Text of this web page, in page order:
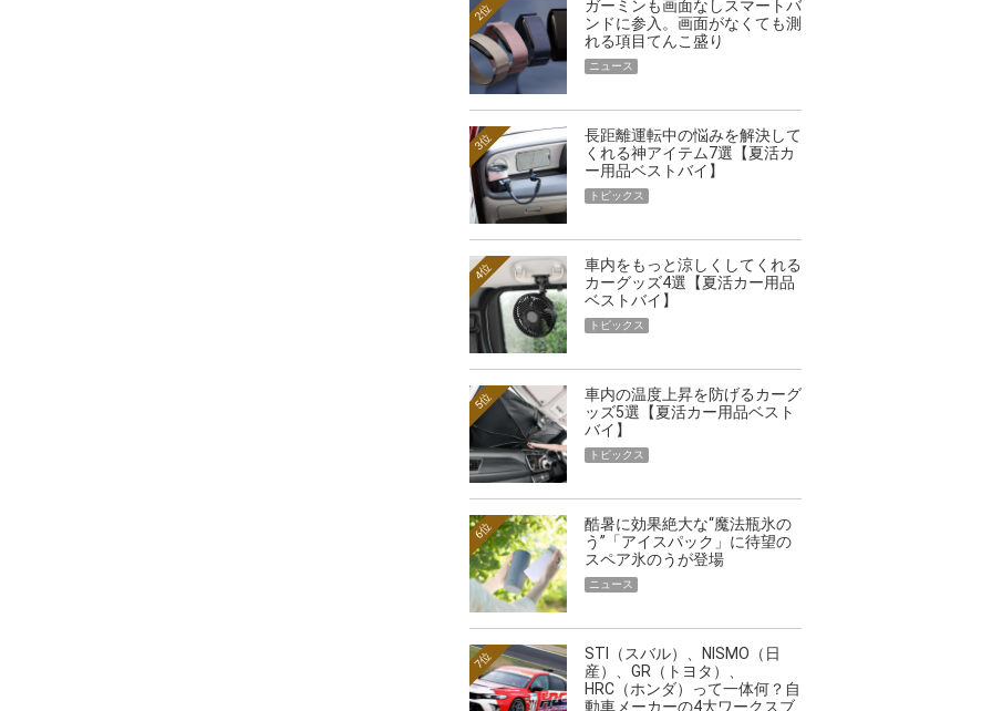
ガーミンも画面なしスマートバ
ンドに参入。画面がなくても測
れる項目てんこ盛り
2位
ニュース
長距離運転中の悩みを解決して
くれる神アイテム7選【夏活カ
ー用品ベストバイ】
3位
トピックス
車内をもっと涼しくしてくれる
カーグッズ4選【夏活カー用品
ベストバイ】
4位
トピックス
車内の温度上昇を防げるカーグ
ッズ5選【夏活カー用品ベスト
バイ】
5位
トピックス
酷暑に効果絶大な“魔法瓶氷の
う”「アイスパック」に待望の
スペア氷のうが登場
6位
ニュース
STI（スバル）、NISMO（日
産）、GR（トヨタ）、
HRC（ホンダ）って一体何？自
動車メーカーの4大ワークスブ
7位